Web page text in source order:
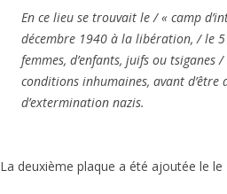
En ce lieu se trouvait le / « camp
décembre 1940 à la libération, / le
femmes, d’enfants, juifs ou tsiganes
conditions inhumaines, avant
d’extermination nazis.
La deuxième plaque a été ajoutée le